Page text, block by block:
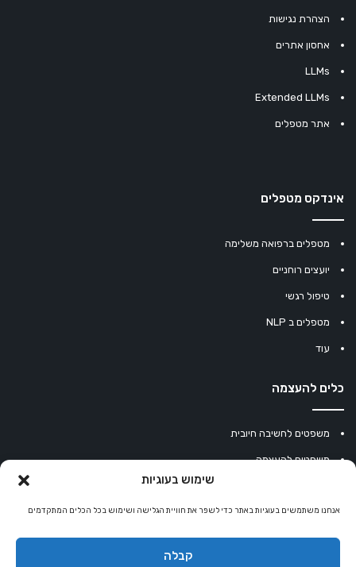
שימוש בעוגיות
אנחנו משתמשים בעוגיות באתר כדי לשפר את חוויית הגלישה ושימוש בכל הכלים המתקדמים
קבלה
הצהרת נגישות
אחסון אתרים
LLMs
Extended LLMs
אתר מטפלים
אינדקס מטפלים
מטפלים ברפואה משלימה
יועצים רוחניים
טיפול רגשי
מטפלים ב NLP
עוד
כלים להעצמה
משפטים לחשיבה חיובית
משפטים להעצמה
מחשבון נומרולוגיה
קריסטלים למזלות